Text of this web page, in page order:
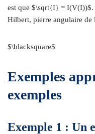
est que $\sqrt{I} = I(V(I))$.
Hilbert, pierre angulaire de
$\blacksquare$
Exemples
exemples
Exemple 1 : Un